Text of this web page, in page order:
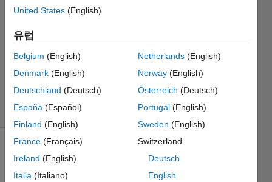
3 답변
답변
채택됨
업데이트
시간: 2019
50 (30일)
표시
United States (English)
유럽
Belgium (English)
Denmark (English)
Deutschland (Deutsch)
España (Español)
Finland (English)
France (Français)
Ireland (English)
Italia (Italiano)
Netherlands(English)
Norway(English)
Österreich (Deutsch)
Portugal(English)
Sweden (English)
Switzerland
Deutsch
English